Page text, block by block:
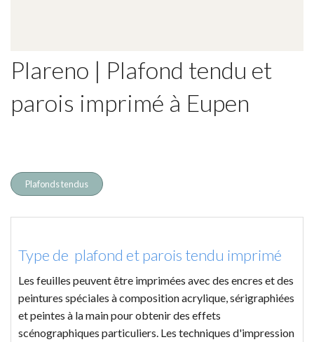
Plareno | Plafond tendu et
parois imprimé à Eupen
Plafonds tendus
Type de plafond et parois tendu imprimé
Les feuilles peuvent être imprimées avec des encres et des
peintures spéciales à composition acrylique, sérigraphiées
et peintes à la main pour obtenir des effets
scénographiques particuliers. Les techniques d'impression